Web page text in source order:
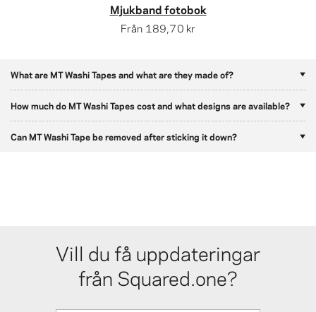
Mjukband fotobok
Från 189,70 kr
What are MT Washi Tapes and what are they made of?
How much do MT Washi Tapes cost and what designs are available?
Can MT Washi Tape be removed after sticking it down?
Vill du få uppdateringar
från Squared.one?